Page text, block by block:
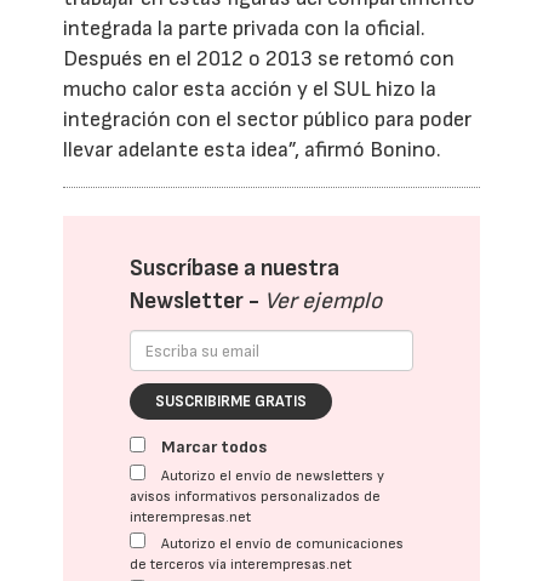
integrada la parte privada con la oficial.
Después en el 2012 o 2013 se retomó con
mucho calor esta acción y el SUL hizo la
integración con el sector público para poder
llevar adelante esta idea”, afirmó Bonino.
Suscríbase a nuestra
Newsletter - Ver ejemplo
SUSCRIBIRME GRATIS
Marcar todos
Autorizo el envío de newsletters y
avisos informativos personalizados de
interempresas.net
Autorizo el envío de comunicaciones
de terceros vía interempresas.net